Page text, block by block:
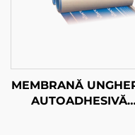
MEMBRANĂ
AUTOADHESIVĂ